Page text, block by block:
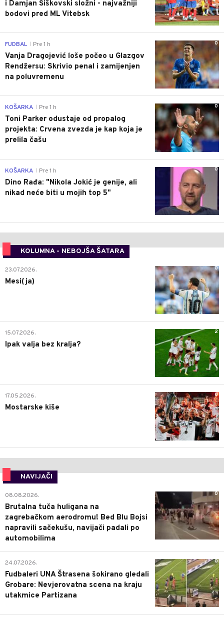
i Damjan Šiškovski složni - najvažniji
bodovi pred ML Vitebsk
0
FUDBAL Pre 1 h
Vanja Dragojević loše počeo u Glazgov
Rendžersu: Skrivio penal i zamijenjen
na poluvremenu
0
KOŠARKA Pre 1 h
Toni Parker odustaje od propalog
projekta: Crvena zvezda je kap koja je
prelila čašu
0
KOŠARKA Pre 1 h
Dino Rađa: "Nikola Jokić je genije, ali
nikad neće biti u mojih top 5"
KOLUMNA - NEBOJŠA ŠATARA
0
23.07.2026.
Mesi(ja)
2
15.07.2026.
Ipak valja bez kralja?
0
17.05.2026.
Mostarske kiše
NAVIJAČI
0
08.08.2026.
Brutalna tuča huligana na
zagrebačkom aerodromu! Bed Blu Bojsi
napravili sačekušu, navijači padali po
automobilima
0
24.07.2026.
Fudbaleri UNA Štrasena šokirano gledali
Grobare: Nevjerovatna scena na kraju
utakmice Partizana